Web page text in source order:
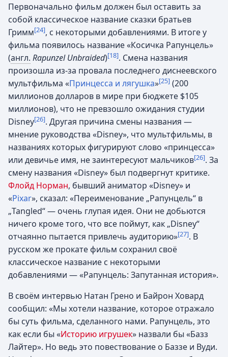
Первоначально фильм должен был оставить за
собой классическое название сказки братьев
Гримм[24], с некоторыми добавлениями. В итоге у
фильма появилось название «Косичка Рапунцель»
(англ. Rapunzel Unbraided)[18]. Смена названия
произошла из-за провала последнего диснеевского
мультфильма «Принцесса и лягушка»[25] (200
миллионов долларов в мире при бюджете $105
миллионов), что не превзошло ожидания студии
Disney[26]. Другая причина смены названия —
мнение руководства «Disney», что мультфильмы, в
названиях которых фигурируют слово «принцесса»
или девичье имя, не заинтересуют мальчиков[26]. За
смену названия «Disney» был подвергнут критике.
Флойд Норман, бывший аниматор «Disney» и
«Pixar», сказал: «Переименование „Рапунцель“ в
„Tangled“ — очень глупая идея. Они не добьются
ничего кроме того, что все поймут, как „Disney“
отчаянно пытается привлечь аудиторию»[27]. В
русском же прокате фильм сохранил своё
классическое название с некоторыми
добавлениями — «Рапунцель: Запутанная история».
В своём интервью Натан Грено и Байрон Ховард
сообщил: «Мы хотели название, которое отражало
бы суть фильма, сделанного нами. Рапунцель, это
как если бы «Историю игрушек» назвали бы «Базз
Лайтер». Но ведь это повествование о Баззе и Вуди.